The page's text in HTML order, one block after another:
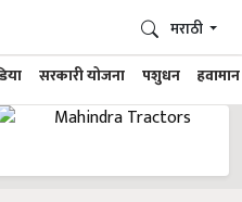
सरकारी योजना पशुधन हवामान
मराठी